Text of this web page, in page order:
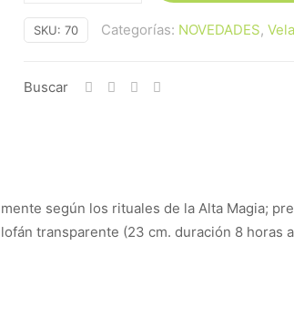
Diosa
de
Fortuna
SKU: 70 Categorías: NOVEDADES,
Buscar
según los rituales de la Alta Magia;
transparente (23 cm. duración 8 horas